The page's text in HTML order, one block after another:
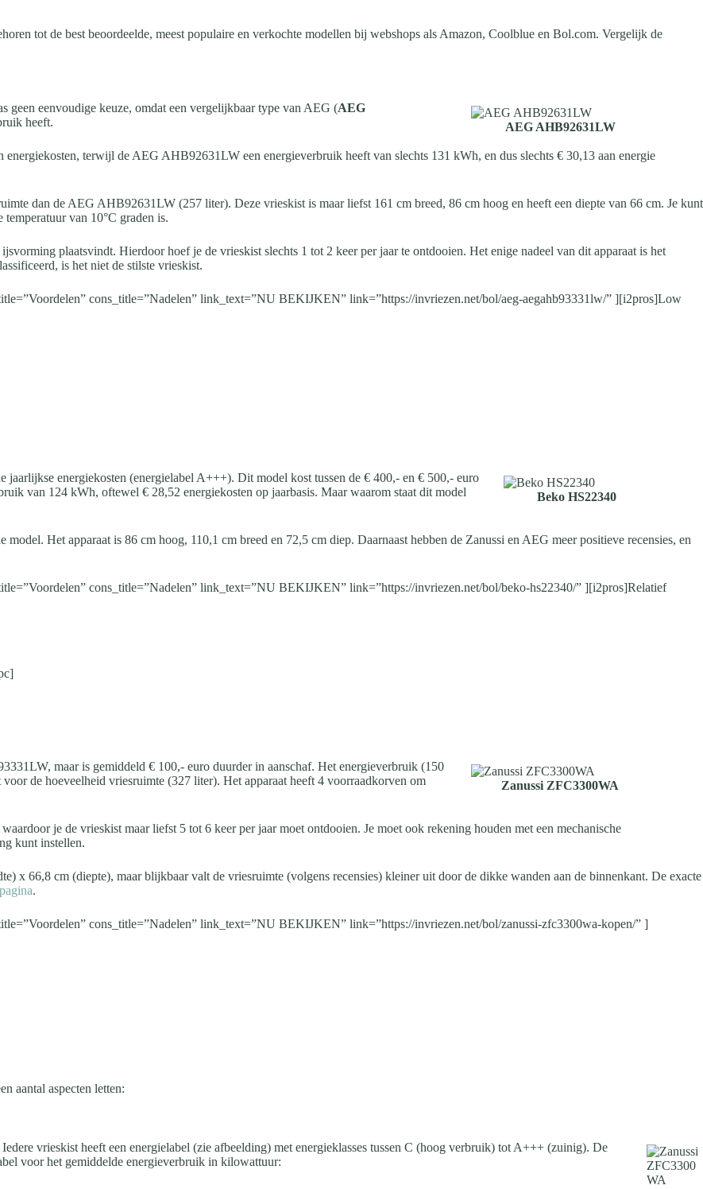
tot de best beoordeelde, meest populaire en verkochte modellen bij webshops als Amazon, Coolblue en Bol.com. Vergelijk de
AEG AHB92631LW
geen eenvoudige keuze, omdat een vergelijkbaar type van AEG (AEG
heeft.
terwijl de AEG AHB92631LW een energieverbruik heeft van slechts 131 kWh, en dus slechts € 30,13 aan energie
dan de AEG AHB92631LW (257 liter). Deze vrieskist is maar liefst 161 cm breed, 86 cm hoog en heeft een diepte van 66 cm. Je kunt
van 10°C graden is.
plaatsvindt. Hierdoor hoef je de vrieskist slechts 1 tot 2 keer per jaar te ontdooien. Het enige nadeel van dit apparaat is het
is het niet de stilste vrieskist.
cons_title=”Nadelen” link_text=”NU BEKIJKEN” link=”https://invriezen.net/bol/aeg-aegahb93331lw/” ][i2pros]Low
Beko HS22340
jaarlijkse energiekosten (energielabel A+++). Dit model kost tussen de € 400,- en € 500,- euro
van 124 kWh, oftewel € 28,52 energiekosten op jaarbasis. Maar waarom staat dit model
Het apparaat is 86 cm hoog, 110,1 cm breed en 72,5 cm diep. Daarnaast hebben de Zanussi en AEG meer positieve recensies, en
cons_title=”Nadelen” link_text=”NU BEKIJKEN” link=”https://invriezen.net/bol/beko-hs22340/” ][i2pros]Relatief
Zanussi ZFC3300WA
maar is gemiddeld € 100,- euro duurder in aanschaf. Het energieverbruik (150
de hoeveelheid vriesruimte (327 liter). Het apparaat heeft 4 voorraadkorven om
je de vrieskist maar liefst 5 tot 6 keer per jaar moet ontdooien. Je moet ook rekening houden met een mechanische
kunt instellen.
x 66,8 cm (diepte), maar blijkbaar valt de vriesruimte (volgens recensies) kleiner uit door de dikke wanden aan de binnenkant. De exacte
.
cons_title=”Nadelen” link_text=”NU BEKIJKEN” link=”https://invriezen.net/bol/zanussi-zfc3300wa-kopen/” ]
aantal aspecten letten:
vrieskist heeft een energielabel (zie afbeelding) met energieklasses tussen C (hoog verbruik) tot A+++ (zuinig). De
voor het gemiddelde energieverbruik in kilowattuur: